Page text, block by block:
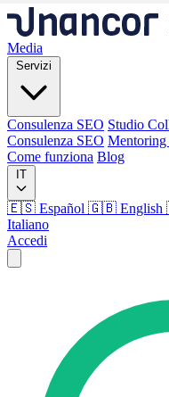
Media
Servizi
Consulenza SEO Studio
Consulenza SEO Mentoring
Come funziona Blog
IT
🇪🇸 Español 🇬🇧 English
Italiano
Accedi
Consulenza SEO Studio
Consulenza SEO
Come funziona